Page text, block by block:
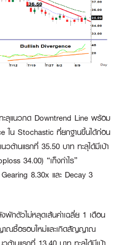
ะลุแนวกด Downtrend Line พร้อม
ใน Stochastic ที่ยกฐานขึ้นได้ก่อน
ต้านแรกที่ 35.50 บาท ทะลุได้มีเป้า
34.00) “เก็งกำไร”
8.30x และ Decay 3
พักตัวไม่หลุดเส้นค่าเฉลี่ย 1 เดือน
ณซื้อรอบใหม่และเกิดสัญญาณ